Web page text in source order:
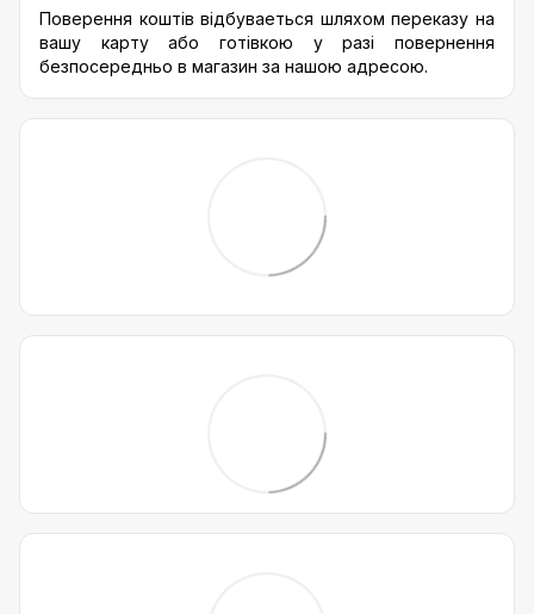
Поверення коштів відбуваеться шляхом переказу на
вашу карту або готівкою у разі повернення
безпосередньо в магазин за нашою адресою.